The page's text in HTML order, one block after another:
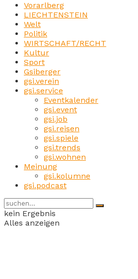
Vorarlberg
LIECHTENSTEIN
Welt
Politik
WIRTSCHAFT/RECHT
Kultur
Sport
Gsiberger
gsi.verein
gsi.service
Eventkalender
gsi.event
gsi.job
gsi.reisen
gsi.spiele
gsi.trends
gsi.wohnen
Meinung
gsi.kolumne
gsi.podcast
kein Ergebnis
Alles anzeigen